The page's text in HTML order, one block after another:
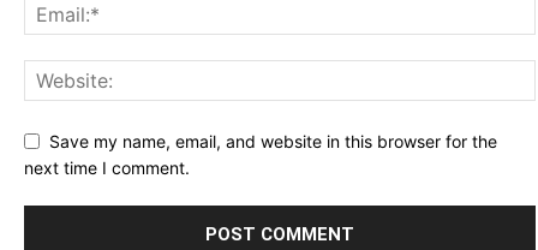
Save my name, email, and website in this browser for the
next time I comment.